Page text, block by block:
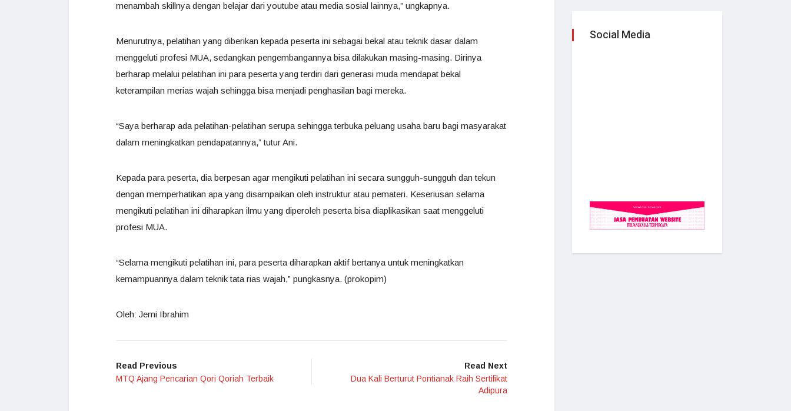
menambah skillnya dengan belajar dari youtube atau media sosial lainnya,” ungkapnya.
Menurutnya, pelatihan yang diberikan kepada peserta ini sebagai bekal atau teknik dasar dalam
menggeluti profesi MUA, sedangkan pengembangannya bisa dilakukan masing-masing. Dirinya
berharap melalui pelatihan ini para peserta yang terdiri dari generasi muda mendapat bekal
keterampilan merias wajah sehingga bisa menjadi penghasilan bagi mereka.
“Saya berharap ada pelatihan-pelatihan serupa sehingga terbuka peluang usaha baru bagi masyarakat
dalam meningkatkan pendapatannya,” tutur Ani.
Kepada para peserta, dia berpesan agar mengikuti pelatihan ini secara sungguh-sungguh dan tekun
dengan memperhatikan apa yang disampaikan oleh instruktur atau pemateri. Keseriusan selama
mengikuti pelatihan ini diharapkan ilmu yang diperoleh peserta bisa diaplikasikan saat menggeluti
profesi MUA.
“Selama mengikuti pelatihan ini, para peserta diharapkan aktif bertanya untuk meningkatkan
kemampuannya dalam teknik tata rias wajah,” pungkasnya. (prokopim)
Oleh: Jemi Ibrahim
Read Previous
MTQ Ajang Pencarian Qori Qoriah Terbaik
Read Next
Dua Kali Berturut Pontianak Raih Sertifikat
Adipura
Social Media